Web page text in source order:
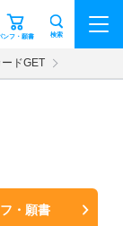
ンフ・願書 検索
ドGET
・願書